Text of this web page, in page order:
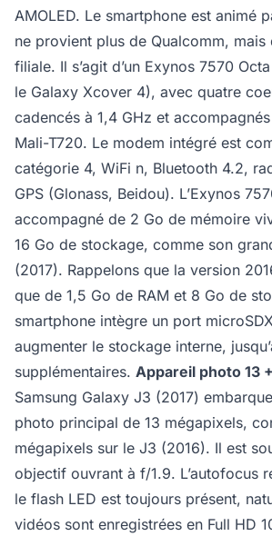
AMOLED. Le smartphone est animé
ne provient plus de Qualcomm,
filiale. Il s’agit d’un Exynos 7570
le Galaxy Xcover 4), avec quatre
cadencés à 1,4 GHz et accompagnés
Mali-T720. Le modem intégré est
catégorie 4, WiFi n, Bluetooth 4.2,
GPS (Glonass, Beidou). L’Exynos
accompagné de 2 Go de mémoire
16 Go de stockage, comme son
(2017). Rappelons que la version
que de 1,5 Go de RAM et 8 Go de
smartphone intègre un port
augmenter le stockage interne,
supplémentaires. Appareil photo 13
Samsung Galaxy J3 (2017)
photo principal de 13 mégapixels,
mégapixels sur le J3 (2016). Il est
objectif ouvrant à f/1.9. L’autofocus
le flash LED est toujours présent,
vidéos sont enregistrées en Full HD